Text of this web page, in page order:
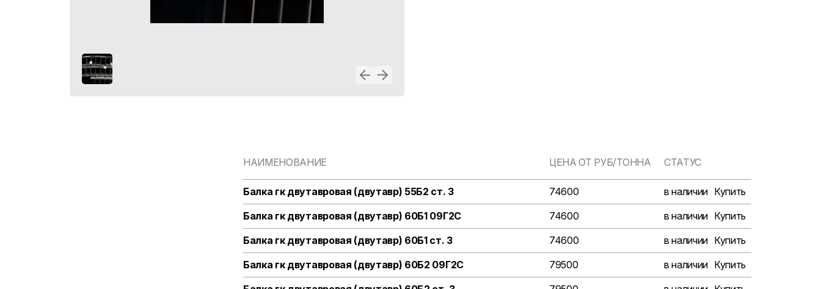
НАИМЕНОВАНИЕ ЦЕНА ОТ РУБ/ТОННА СТАТУС
Балка гк двутавровая (двутавр) 55Б2 ст. 3 74600 в наличии Купить
Балка гк двутавровая (двутавр) 60Б1 09Г2С
74600 в наличии Купить
Балка гк двутавровая (двутавр) 60Б1 ст. 3
74600 в наличии Купить
Балка гк двутавровая (двутавр) 60Б2 09Г2С
79500 в наличии Купить